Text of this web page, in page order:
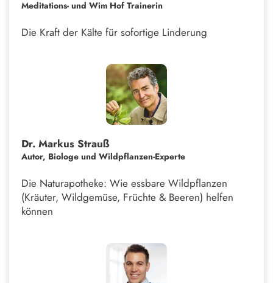
Meditations- und Wim Hof Trainerin
Die Kraft der Kälte für sofortige Linderung
Dr. Markus Strauß
Autor, Biologe und Wildpflanzen-Experte
Die Naturapotheke: Wie essbare Wildpflanzen
(Kräuter, Wildgemüse, Früchte & Beeren) helfen
können